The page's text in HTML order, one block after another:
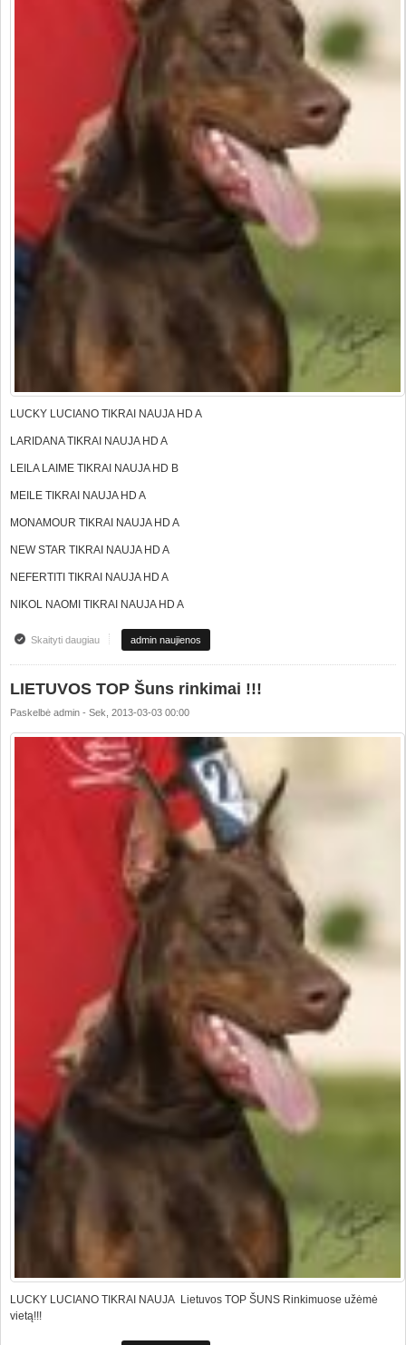
LUCKY LUCIANO TIKRAI NAUJA HD A
LARIDANA TIKRAI NAUJA HD A
LEILA LAIME TIKRAI NAUJA HD B
MEILE TIKRAI NAUJA HD A
MONAMOUR TIKRAI NAUJA HD A
NEW STAR TIKRAI NAUJA HD A
NEFERTITI TIKRAI NAUJA HD A
NIKOL NAOMI TIKRAI NAUJA HD A
Skaityti daugiauapie Sveikatos resultatai iš Vokietijos DV
admin naujienos
LIETUVOS TOP Šuns rinkimai !!!
Paskelbė admin - Sek, 2013-03-03 00:00
LUCKY LUCIANO TIKRAI NAUJA Lietuvos TOP ŠUNS Rinkimuose užėmė
vietą!!!